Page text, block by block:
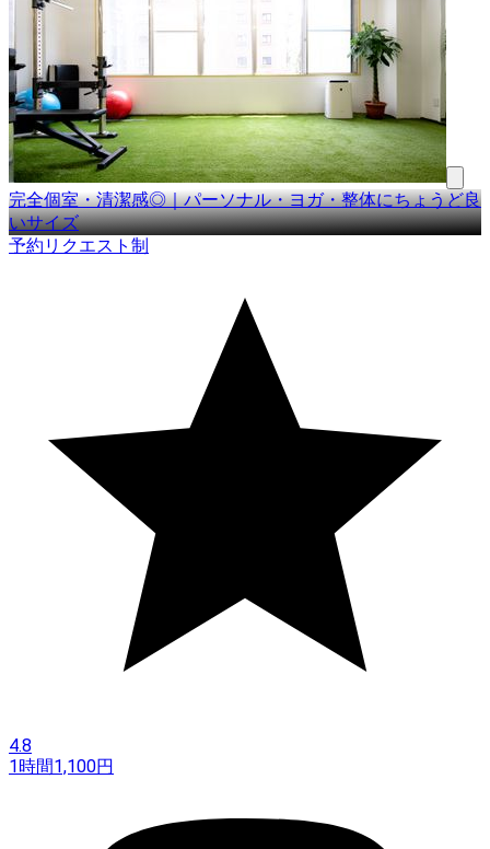
完全個室・清潔感◎｜パーソナル・ヨガ・整体にちょうど良
いサイズ
予約リクエスト制
4.8
1時間1,100円